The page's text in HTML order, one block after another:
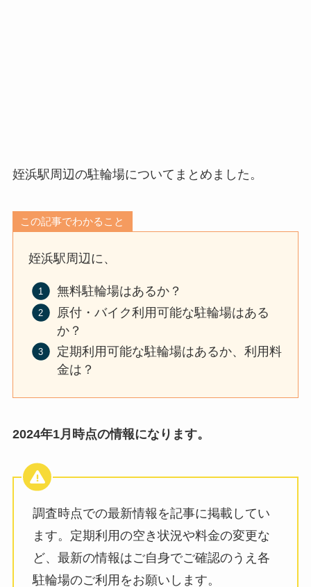
姪浜駅周辺の駐輪場についてまとめました。
この記事でわかること
姪浜駅周辺に、
無料駐輪場はあるか？
原付・バイク利用可能な駐輪場はある
か？
定期利用可能な駐輪場はあるか、利用料
金は？
2024年1月時点の情報になります。
調査時点での最新情報を記事に掲載してい
ます。定期利用の空き状況や料金の変更な
ど、最新の情報はご自身でご確認のうえ各
駐輪場のご利用をお願いします。